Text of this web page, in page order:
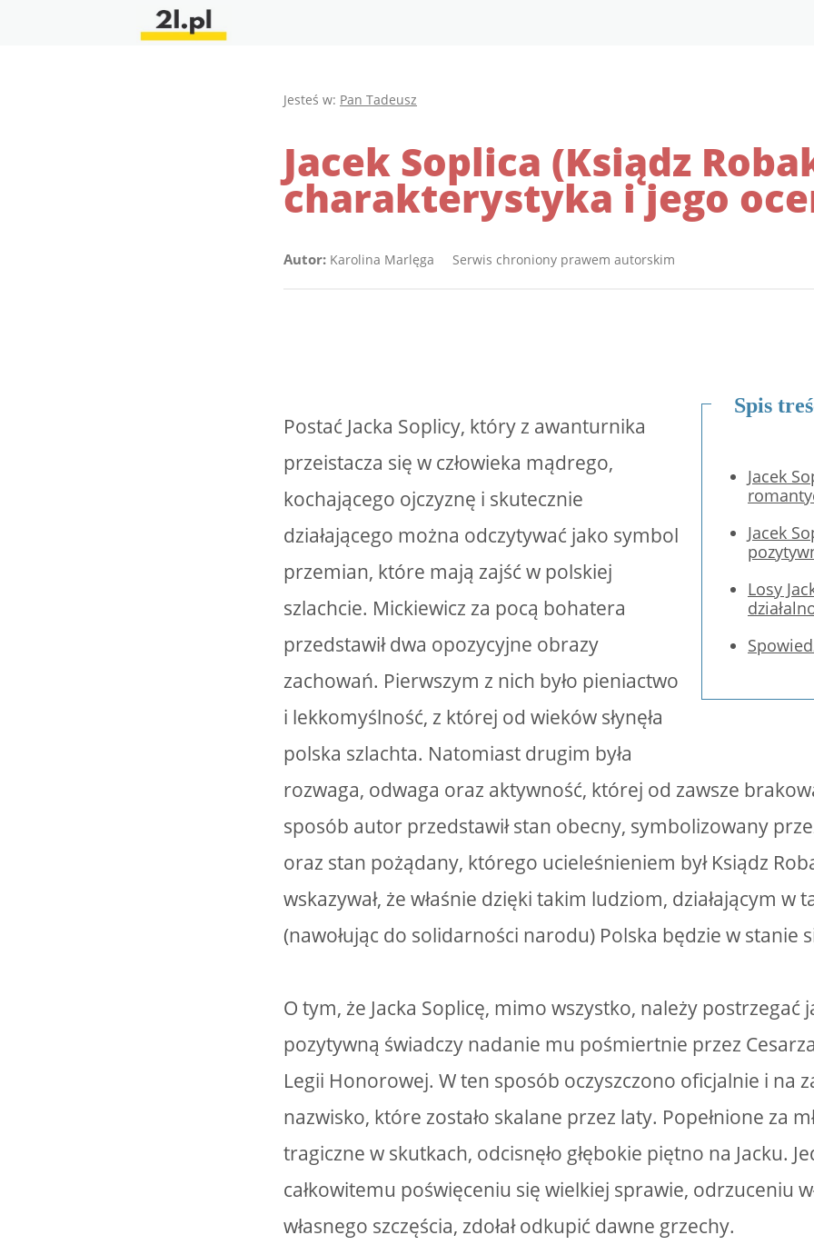
Jesteś w: Pan Tadeusz
Jacek Soplica (Ksiądz
charakterystyka i jego
Autor: Karolina Marlęga Serwis chroniony prawem autorskim
Spis
Jacek
Jacek
Losy
Postać Jacka Soplicy, który z awanturnika
przeistacza się w człowieka mądrego,
kochającego ojczyznę i skutecznie
działającego można odczytywać jako symbol
przemian, które mają zajść w polskiej
szlachcie. Mickiewicz za pocą bohatera
przedstawił dwa opozycyjne obrazy
zachowań. Pierwszym z nich było pieniactwo
i lekkomyślność, z której od wieków słynęła
polska szlachta. Natomiast drugim była
rozwaga, odwaga oraz aktywność, której od zawsze
sposób autor przedstawił stan obecny, symbolizowany
oraz stan pożądany, którego ucieleśnieniem był Ksiądz
wskazywał, że właśnie dzięki takim ludziom, działającym w
(nawołując do solidarności narodu) Polska będzie w stanie
O tym, że Jacka Soplicę, mimo wszystko, należy postrzegać
pozytywną świadczy nadanie mu pośmiertnie przez
Legii Honorowej. W ten sposób oczyszczono oficjalnie i na
nazwisko, które zostało skalane przez laty. Popełnione za
tragiczne w skutkach, odcisnęło głębokie piętno na Jacku.
całkowitemu poświęceniu się wielkiej sprawie, odrzuceniu
własnego szczęścia, zdołał odkupić dawne grzechy.